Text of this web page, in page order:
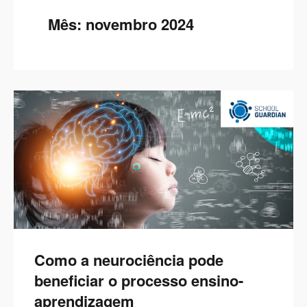
Mês: novembro 2024
Como a neurociência pode
beneficiar o processo ensino-
aprendizagem